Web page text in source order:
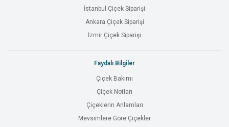
İstanbul Çiçek Siparişi
Ankara Çiçek Siparişi
İzmir Çiçek Siparişi
Faydalı Bilgiler
Çiçek Bakımı
Çiçek Notları
Çiçeklerin Anlamları
Mevsimlere Göre Çiçekler